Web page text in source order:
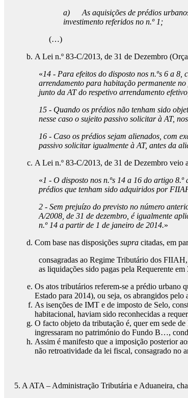
a) As aquisições de prédios
investimento referidos no n.º 1;
(…)
A Lei n.º 83-C/2013, de 31 de Dezembro
«14 - Para efeitos do disposto nos n.ºs 6 a
arrendamento para habitação permanente
junto da AT do respetivo arrendamento
15 - Quando os prédios não tenham sido
nesse caso o sujeito passivo solicitar à AT,
16 - Caso os prédios sejam alienados, com
passivo solicitar igualmente à AT, antes da
A Lei n.º 83-C/2013, de 31 de Dezembro veio
«1 - O disposto nos n.ºs 14 a 16 do artigo
prédios que tenham sido adquiridos por
2 - Sem prejuízo do previsto no número
A/2008, de 31 de dezembro, é igualmente
n.º 14 a partir de 1 de janeiro de 2014.»
Com base nas disposições supra citadas, em
consagradas ao Regime Tributário dos
as liquidações sido pagas pela Requerente
Os atos tributários referem-se a prédio urbano
Estado para 2014), ou seja, os abrangidos pelo
As isenções de IMT e de imposto de Selo,
habitacional, haviam sido reconhecidas a
O facto objeto da tributação é, quer em sede
ingressaram no património do Fundo B…,
Assim é manifesto que a imposição posterior
não retroatividade da lei fiscal, consagrado no
5. A ATA – Administração Tributária e Aduaneira,